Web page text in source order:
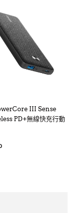
III Sense
PD+無線快充行動